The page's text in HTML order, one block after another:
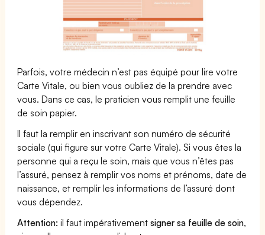
Parfois, votre médecin n’est pas équipé pour lire votre
Carte Vitale, ou bien vous oubliez de la prendre avec
vous. Dans ce cas, le praticien vous remplit une feuille
de soin papier.
Il faut la remplir en inscrivant son numéro de sécurité
sociale (qui figure sur votre Carte Vitale). Si vous êtes la
personne qui a reçu le soin, mais que vous n’êtes pas
l’assuré, pensez à remplir vos noms et prénoms, date de
naissance, et remplir les informations de l’assuré dont
vous dépendez.
Attention: il faut impérativementsigner sa feuille de soin,